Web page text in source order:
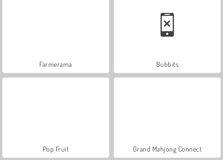
Farmerama Bubbits
Pop Fruit Grand Mahjong Connect